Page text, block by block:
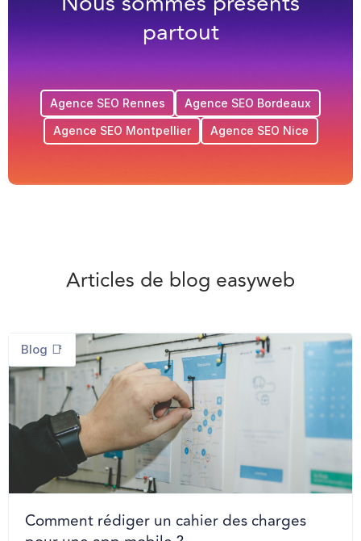
partout
Agence SEO Rennes
Agence SEO Bordeaux
Agence SEO Montpellier
Agence SEO Nice
Articles de blog easyweb
Blog 📑
Comment rédiger un cahier des charges